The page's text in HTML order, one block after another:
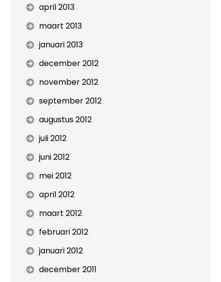
april 2013
maart 2013
januari 2013
december 2012
november 2012
september 2012
augustus 2012
juli 2012
juni 2012
mei 2012
april 2012
maart 2012
februari 2012
januari 2012
december 2011